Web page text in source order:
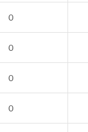
0
0
0
0